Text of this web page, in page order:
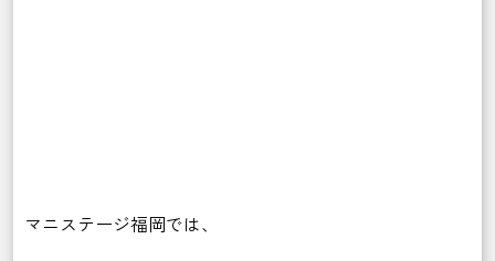
マニステージ福岡では、